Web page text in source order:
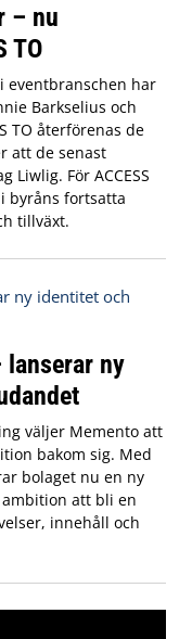
– nu
TO
eventbranschen har
Barkselius och
TO återförenas de
att de senast
För ACCESS
byråns fortsatta
tillväxt.
lanserar ny
väljer Memento att
bakom sig. Med
bolaget nu en ny
att bli en
innehåll och